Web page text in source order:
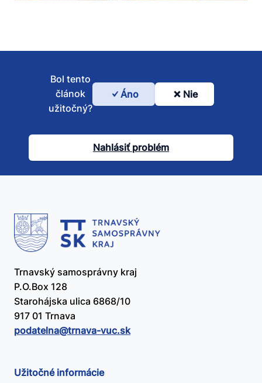
Bol
článok
užitočný?
Bol tento
článok
užitočný?
Áno Nie
Nahlásiť problém
Trnavský samosprávny kraj
P.O.Box 128
Starohájska ulica 6868/10
917 01 Trnava
podatelna@​trnava-vuc.sk
Užitočné informácie